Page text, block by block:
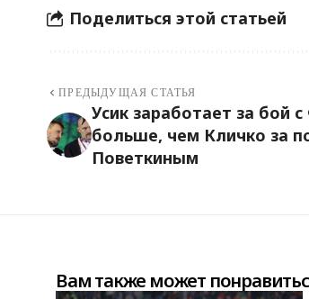
Поделиться этой статьей
ПРЕДЫДУЩАЯ СТАТЬЯ
Усик заработает за бой
больше, чем Кличко за
Поветкиным
Вам также может